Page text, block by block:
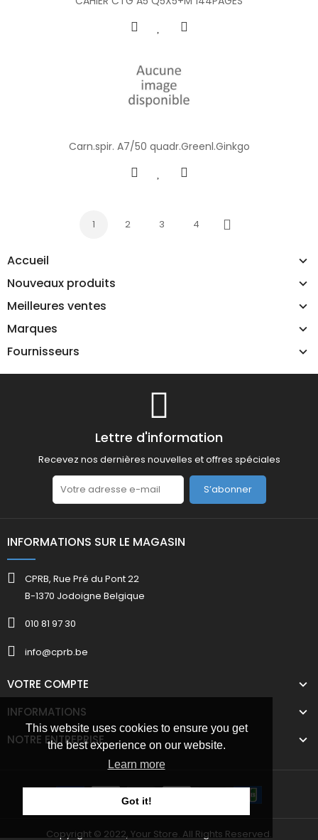
This website uses cookies to ensure you get
the best experience on our website.
Learn more
Got it!
Accueil
Nouveaux produits
Meilleures ventes
Marques
Fournisseurs
Carn.spir. A7/50 quadr.Greenl.Ginkgo
1 2 3 4
Suivant
Lettre d'information
Recevez nos dernières nouvelles et offres spéciales
S’abonner
INFORMATIONS SUR LE MAGASIN
CPRB, Rue Pré du Pont 22
B-1370 Jodoigne Belgique
010 81 97 30
info@cprb.be
VOTRE COMPTE
INFORMATIONS
NOTRE ENTREPRISE
Copyright © 2022, Your Store. All Rights Reserved.